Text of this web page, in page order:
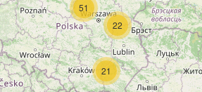
21
51
22